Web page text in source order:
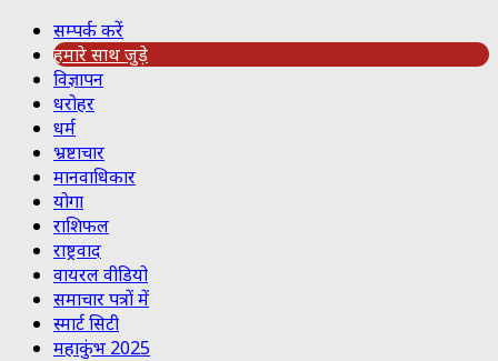
सम्पर्क करें
हमारे साथ जुड़े
विज्ञापन
धरोहर
धर्म
भ्रष्टाचार
मानवाधिकार
योगा
राशिफल
राष्ट्रवाद
वायरल वीडियो
समाचार पत्रों में
स्मार्ट सिटी
महाकुंभ 2025